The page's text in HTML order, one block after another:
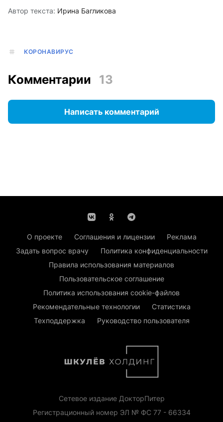
Автор текста: Ирина Багликова
КОРОНАВИРУС
Комментарии 13
Написать комментарий
О проекте Соглашения и лицензии
Реклама
Задать вопрос врачу
Политика конфиденциальности
Правила использования материалов
Пользовательское соглашение
Политика использования cookie-файлов
Рекомендательные технологии
Статистика
Техподдержка
Руководство пользователя
Сетевое издание ДокторПитер
Регистрационный номер ЭЛ № ФС 77 - 66334